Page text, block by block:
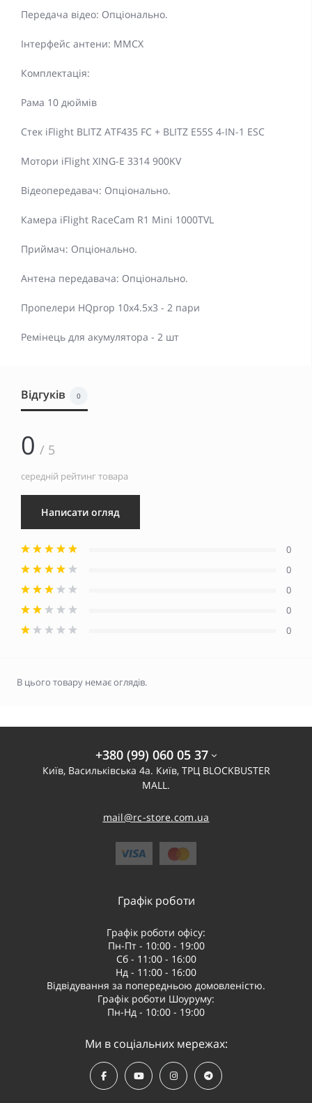
Передача відео: Опціонально.
Інтерфейс антени: MMCX
Комплектація:
Рама 10 дюймів
Стек iFlight BLITZ ATF435 FC + BLITZ E55S 4-IN-1 ESC
Мотори iFlight XING-E 3314 900KV
Відеопередавач: Опціонально.
Камера iFlight RaceCam R1 Mini 1000TVL
Приймач: Опціонально.
Антена передавача: Опціонально.
Пропелери HQprop 10x4.5x3 - 2 пари
Ремінець для акумулятора - 2 шт
Відгуків 0
0 / 5
середній рейтинг товара
Написати огляд
0
0
0
0
0
В цього товару немає оглядів.
+380 (99) 060 05 37
Київ, Васильківська 4а. Київ, ТРЦ BLOCKBUSTER
MALL.
mail@rc-store.com.ua
Графік роботи
Графік роботи офісу:
Пн-Пт - 10:00 - 19:00
Сб - 11:00 - 16:00
Нд - 11:00 - 16:00
Відвідування за попередньою домовленістю.
Графік роботи Шоуруму:
Пн-Нд - 10:00 - 19:00
Ми в соціальних мережах: